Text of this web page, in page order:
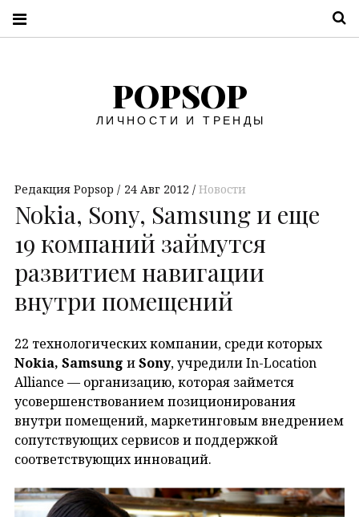
POPSOP
ЛИЧНОСТИ И ТРЕНДЫ
Редакция Popsop 24 Авг 2012 Новости
Nokia, Sony, Samsung и еще
19 компаний займутся
развитием навигации
внутри помещений
22 технологических компании, среди которых
Nokia, Samsung иSony, учредили In-Location
Alliance — организацию, которая займется
усовершенствованием позиционирования
внутри помещений, маркетинговым внедрением
сопутствующих сервисов и поддержкой
соответствующих инноваций.